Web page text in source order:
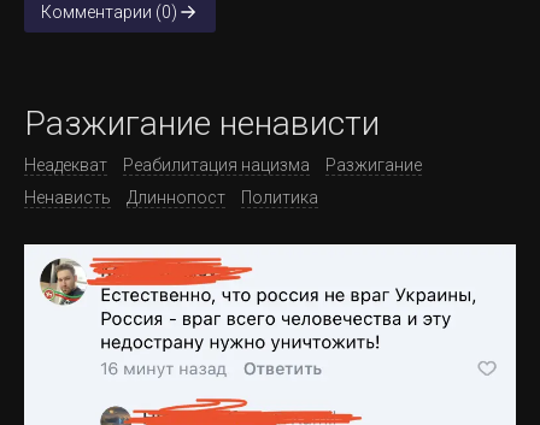
Комментарии (0)
Разжигание ненависти
Неадекват Реабилитация нацизма
Разжигание
Ненависть
Длиннопост Политика